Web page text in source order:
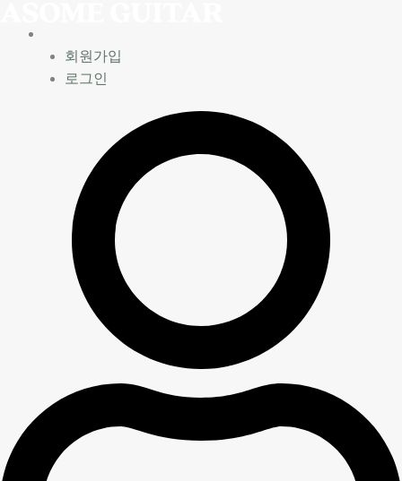
회원가입
로그인